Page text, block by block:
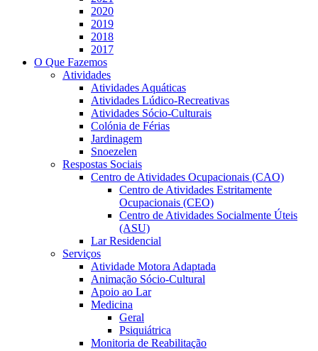
2020
2019
2018
2017
O Que Fazemos
Atividades
Atividades Aquáticas
Atividades Lúdico-Recreativas
Atividades Sócio-Culturais
Colónia de Férias
Jardinagem
Snoezelen
Respostas Sociais
Centro de Atividades Ocupacionais (CAO)
Centro de Atividades Estritamente
Ocupacionais (CEO)
Centro de Atividades Socialmente Úteis
(ASU)
Lar Residencial
Serviços
Atividade Motora Adaptada
Animação Sócio-Cultural
Apoio ao Lar
Medicina
Geral
Psiquiátrica
Monitoria de Reabilitação